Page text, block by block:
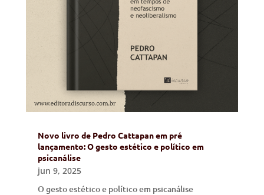
Novo livro de Pedro Cattapan em pré
lançamento: O gesto estético e político em
psicanálise
jun 9, 2025
O gesto estético e político em psicanálise